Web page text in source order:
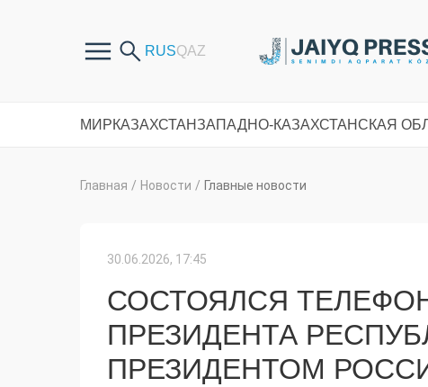
МИРКАЗАХСТАНЗАПАДНО-КАЗАХСТАНСКАЯ
Главная / Новости / Главные новости
30.06.2026, 17:45
СОСТОЯЛСЯ
ПРЕЗИДЕНТА
ПРЕЗИДЕНТОМ